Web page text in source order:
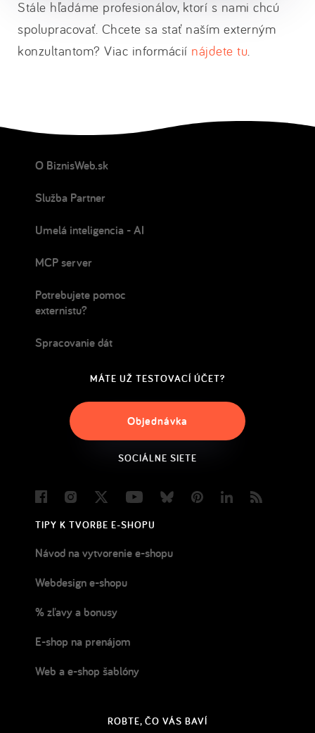
Stále hľadáme profesionálov, ktorí s nami chcú
spolupracovať. Chcete sa stať naším externým
konzultantom? Viac informácií nájdete tu.
O BiznisWeb.sk
Služba Partner
Umelá inteligencia - AI
MCP server
Potrebujete pomoc
externistu?
Spracovanie dát
MÁTE UŽ TESTOVACÍ ÚČET?
Objednávka
SOCIÁLNE SIETE
FacebookInstagram
Twitter YoutubeBlueskyPinterestLinkedIn
TIPY K TVORBE E-SHOPU
Návod na vytvorenie e-shopu
Webdesign e-shopu
% zľavy a bonusy
E-shop na prenájom
Web a e-shop šablóny
ROBTE, ČO VÁS BAVÍ